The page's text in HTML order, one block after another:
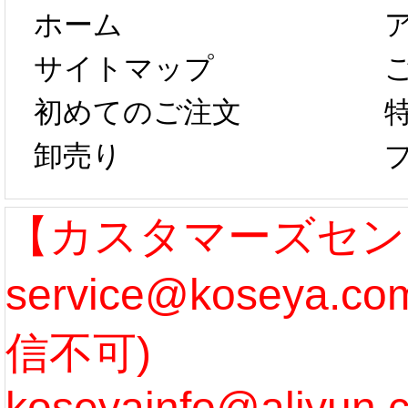
は、2月25日か
らコスプレ制
作、発送予定と
なります。 ...
[more]
字半
第二
たし
ル期
まで
ホーム
サイトマップ
初めてのご注文
卸売り
【カスタマーズセ
信不可)